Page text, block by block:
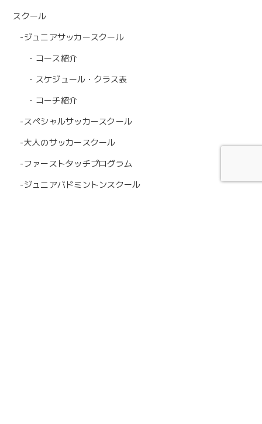
スクール
-ジュニアサッカースクール
・コース紹介
・スケジュール・クラス表
・コーチ紹介
-スぺシャルサッカースクール
-大人のサッカースクール
-ファーストタッチプログラム
-ジュニアバドミントンスクール